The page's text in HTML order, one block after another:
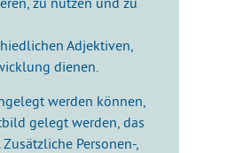
Adjektiven,
dienen.
werden können,
gelegt werden, das
Personen-,